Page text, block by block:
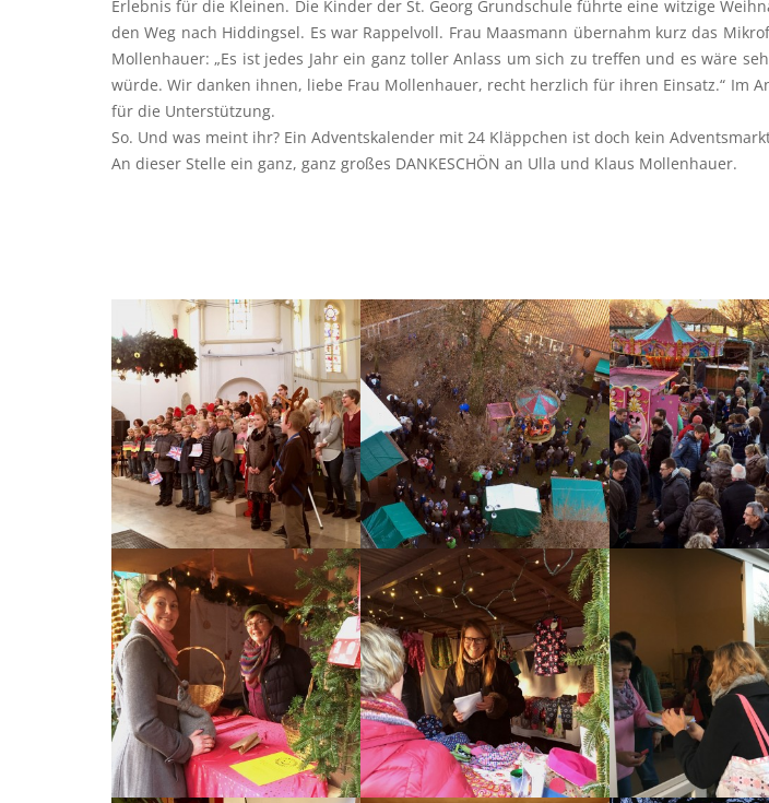
Erlebnis für die Kleinen. Die Kinder der St. Georg Grundschule führte eine witzige
den Weg nach Hiddingsel. Es war Rappelvoll. Frau Maasmann übernahm kurz das
Mollenhauer: „Es ist jedes Jahr ein ganz toller Anlass um sich zu treffen und es wäre
würde. Wir danken ihnen, liebe Frau Mollenhauer, recht herzlich für ihren Einsatz.“ Im
für die Unterstützung.
So. Und was meint ihr? Ein Adventskalender mit 24 Kläppchen ist doch kein
An dieser Stelle ein ganz, ganz großes DANKESCHÖN an Ulla und Klaus Mollenhauer.